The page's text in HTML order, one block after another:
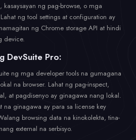
ng pag-browse, o mga
ng tool settings at configuration ay
ng Chrome storage API at hindi
device.
DevSuite Pro:
ng mga developer tools na gumagana
na browser. Lahat ng pag-inspect,
at pagdisenyo ay ginagawa nang lokal.
na ginagawa ay para sa license key
browsing data na kinokolekta, tina-
external na serbisyo.